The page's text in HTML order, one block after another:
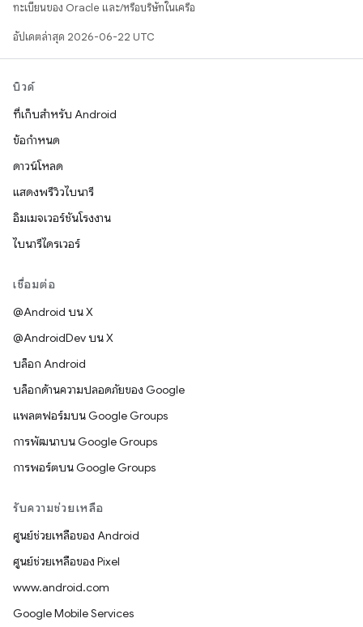
ทะเบียนของ Oracle และ/หรือบริษัทในเครือ
อัปเดตล่าสุด 2026-06-22 UTC
บิวด์
ที่เก็บสำหรับ Android
ข้อกำหนด
ดาวน์โหลด
แสดงพรีวิวไบนารี
อิมเมจเวอร์ชันโรงงาน
ไบนารีไดรเวอร์
เชื่อมต่อ
@Android บน X
@AndroidDev บน X
บล็อก Android
บล็อกด้านความปลอดภัยของ Google
แพลตฟอร์มบน Google Groups
การพัฒนาบน Google Groups
การพอร์ตบน Google Groups
รับความช่วยเหลือ
ศูนย์ช่วยเหลือของ Android
ศูนย์ช่วยเหลือของ Pixel
www.android.com
Google Mobile Services